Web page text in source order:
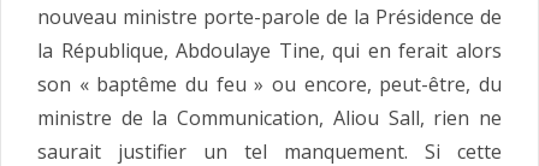
nouveau ministre porte-parole de la Présidence de
la République, Abdoulaye Tine, qui en ferait alors
son « baptême du feu » ou encore, peut-être, du
ministre de la Communication, Aliou Sall, rien ne
saurait justifier un tel manquement. Si cette